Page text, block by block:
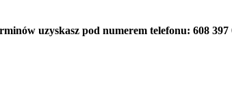
uzyskasz pod numerem telefonu: 608 397